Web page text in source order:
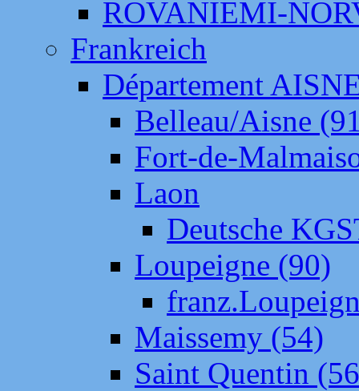
ROVANIEMI-
Frankreich
Département
Belleau/Aisne
Fort-de-
Laon
Deutsche
Loupeigne (90)
Maissemy (54)
Saint Quentin